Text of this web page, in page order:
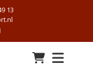
13